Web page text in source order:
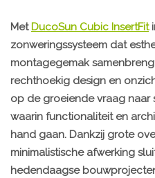
Met DucoSun Cubic InsertFit
zonweringssysteem dat
montagegemak
rechthoekig design en
op de groeiende vraag
waarin functionaliteit en
hand gaan. Dankzij grote
minimalistische afwerking
hedendaagse